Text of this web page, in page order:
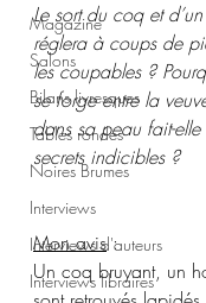
Magazine
Salons
Bilans livresques
Tables rondes
Noires Brumes
Interviews
Interviews d'auteurs
Interviews libraires
Le sort du coq et
réglera à coups de
les coupables ?
se forge entre la
dans sa peau fait-elle
secrets indicibles ?
Mon avis :
Un coq bruyant, un